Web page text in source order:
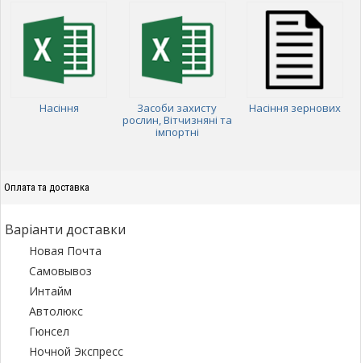
Насіння
Засоби захисту
рослин, Вітчизняні та
імпортні
Насіння зернових
Оплата та доставка
Варіанти доставки
Новая Почта
Самовывоз
Интайм
Автолюкс
Гюнсел
Ночной Экспресс